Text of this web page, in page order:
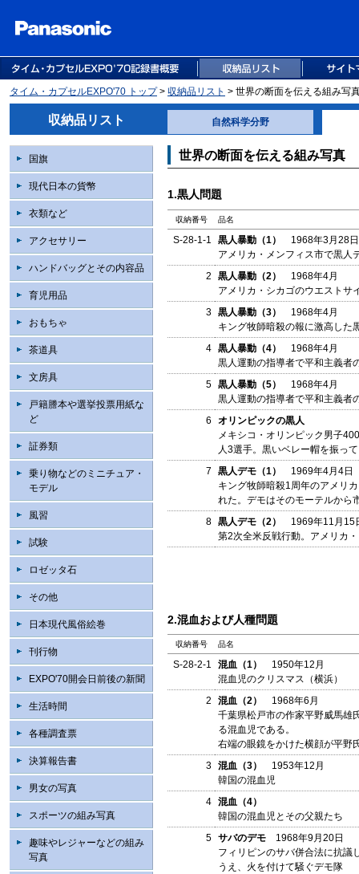
タイム・カプセルEXPO'70 トップ> 収納品リスト > 世界の断面を伝える組み写
収納品リスト 自然科学分野
国旗
現代日本の貨幣
衣類など
アクセサリー
ハンドバッグとその内容品
育児用品
おもちゃ
茶道具
文房具
戸籍謄本や選挙投票用紙な
ど
証券類
乗り物などのミニチュア・
モデル
風習
試験
ロゼッタ石
その他
日本現代風俗絵巻
刊行物
EXPO'70開会日前後の新聞
生活時間
各種調査票
決算報告書
男女の写真
スポーツの組み写真
趣味やレジャーなどの組み
写真
世界の断面を伝える組み写真
1.黒人問題
収納番号 品名
S-28-1-1 黒人暴動（1）
1968年3月28日
アメリカ・メンフィス市で黒人
2
黒人暴動（2）
1968年4月
アメリカ・シカゴのウエストサ
3 黒人暴動（3）
1968年4月
キング牧師暗殺の報に激高した
4 黒人暴動（4）
1968年4月
黒人運動の指導者で平和主義者
5 黒人暴動（5）
1968年4月
黒人運動の指導者で平和主義者
6
オリンピックの黒人
メキシコ・オリンピック男子
人3選手。黒いベレー帽を振っ
7
黒人デモ（1）
1969年4月4日
キング牧師暗殺1周年のアメリ
れた。デモはそのモーテルから
8 黒人デモ（2）
1969年11月15
第2次全米反戦行動。アメリカ
2.混血および人種問題
収納番号 品名
S-28-2-1 混血（1）
1950年12月
混血児のクリスマス（横浜）
2
混血（2）
1968年6月
千葉県松戸市の作家平野威馬雄
る混血児である。
右端の眼鏡をかけた横顔が平野
3 混血（3）
1953年12月
韓国の混血児
4 混血（4）
韓国の混血児とその父親たち
5 サバのデモ 1968年9月20日
フィリピンのサバ併合法に抗議
うえ、火を付けて騒ぐデモ隊